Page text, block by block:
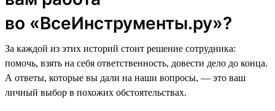
во «ВсеИнструменты.ру»?
За каждой из этих историй стоит решение сотрудника:
помочь, взять на себя ответственность, довести дело до конца.
А ответы, которые вы дали на наши вопросы, — это ваш
личный выбор в похожих обстоятельствах.